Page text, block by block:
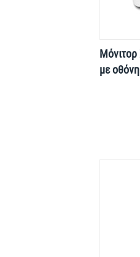
Μόνιτορ
με